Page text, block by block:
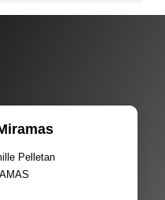
Pelletan